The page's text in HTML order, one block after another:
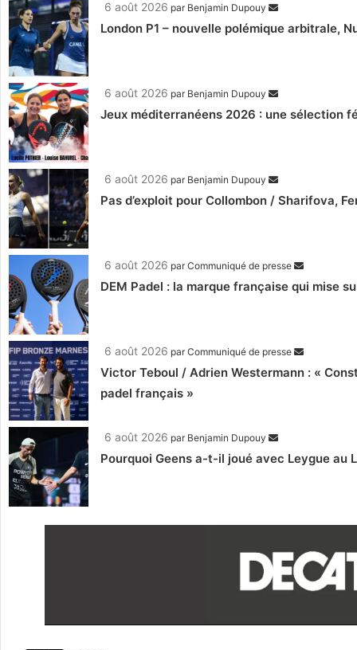
6 août 2026 par Benjamin Dupouy
London P1 – nouvelle polémique arbitrale,
6 août 2026 par Benjamin Dupouy
Jeux méditerranéens 2026 : une sélection
6 août 2026 par Benjamin Dupouy
Pas d’exploit pour Collombon / Sharifova,
6 août 2026 parCommuniqué de presse
DEM Padel : la marque française qui mise
6 août 2026 parCommuniqué de presse
Victor Teboul / Adrien Westermann : «
padel français »
6 août 2026 par Benjamin Dupouy
Pourquoi Geens a-t-il joué avec Leygue au